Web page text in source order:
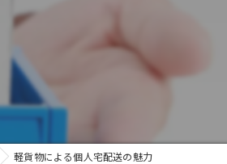
軽貨物による個人宅配送の魅力